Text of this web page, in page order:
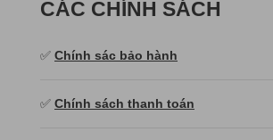
CÁC CHÍNH SÁCH
✅ Chính sác bảo hành
✅ Chính sách thanh toán